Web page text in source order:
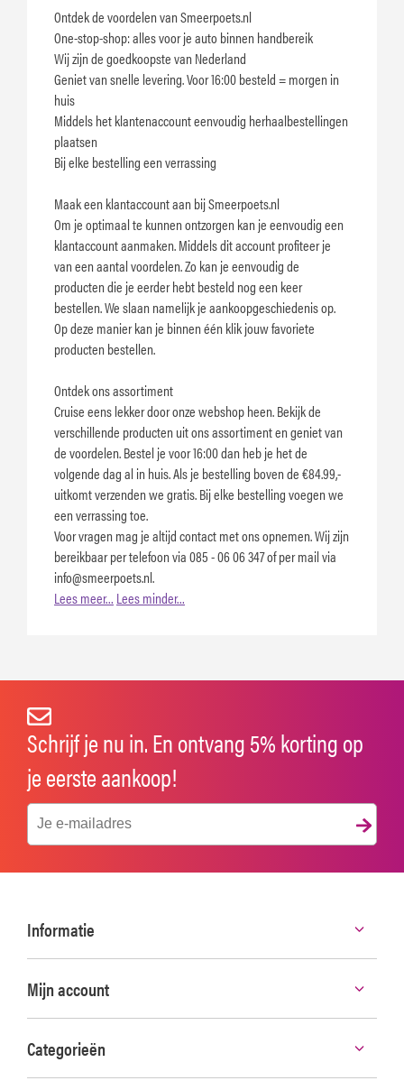
Ontdek de voordelen van Smeerpoets.nl
One-stop-shop: alles voor je auto binnen handbereik
Wij zijn de goedkoopste van Nederland
Geniet van snelle levering. Voor 16:00 besteld = morgen in
huis
Middels het klantenaccount eenvoudig herhaalbestellingen
plaatsen
Bij elke bestelling een verrassing
Maak een klantaccount aan bij Smeerpoets.nl
Om je optimaal te kunnen ontzorgen kan je eenvoudig een
klantaccount aanmaken. Middels dit account profiteer je
van een aantal voordelen. Zo kan je eenvoudig de
producten die je eerder hebt besteld nog een keer
bestellen. We slaan namelijk je aankoopgeschiedenis op.
Op deze manier kan je binnen één klik jouw favoriete
producten bestellen.
Ontdek ons assortiment
Cruise eens lekker door onze webshop heen. Bekijk de
verschillende producten uit ons assortiment en geniet van
de voordelen. Bestel je voor 16:00 dan heb je het de
volgende dag al in huis. Als je bestelling boven de €84.99,-
uitkomt verzenden we gratis. Bij elke bestelling voegen we
een verrassing toe.
Voor vragen mag je altijd contact met ons opnemen. Wij zijn
bereikbaar per telefoon via 085 - 06 06 347 of per mail via
info@smeerpoets.nl.
Lees meer… Lees minder…
Schrijf je nu in. En ontvang 5% korting op
je eerste aankoop!
Informatie
Mijn account
Categorieën